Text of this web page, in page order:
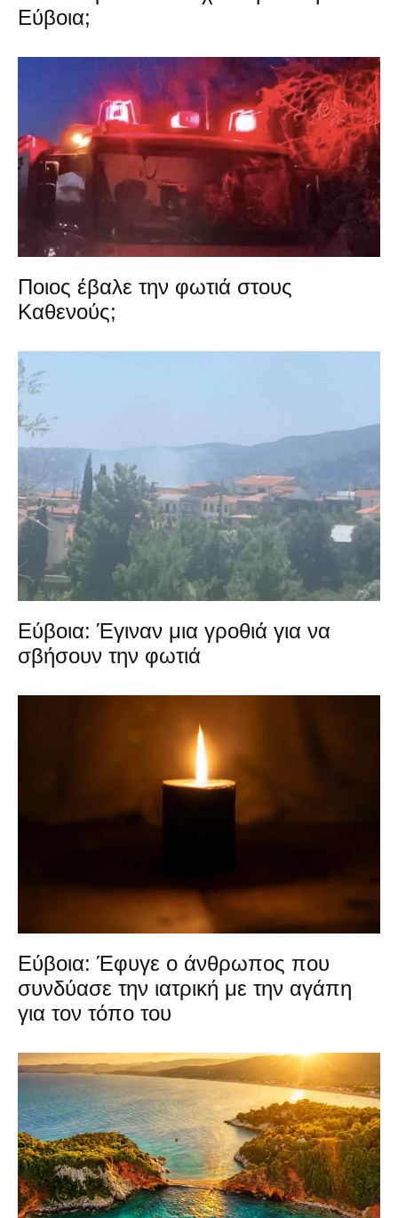
Εύβοια;
Ποιος έβαλε την φωτιά στους
Καθενούς;
Εύβοια: Έγιναν μια γροθιά για να
σβήσουν την φωτιά
Εύβοια: Έφυγε ο άνθρωπος που
συνδύασε την ιατρική με την αγάπη
για τον τόπο του